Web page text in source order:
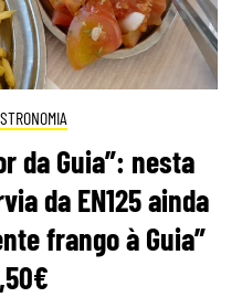
da Guia”: nesta
da EN125 ainda
frango à Guia”